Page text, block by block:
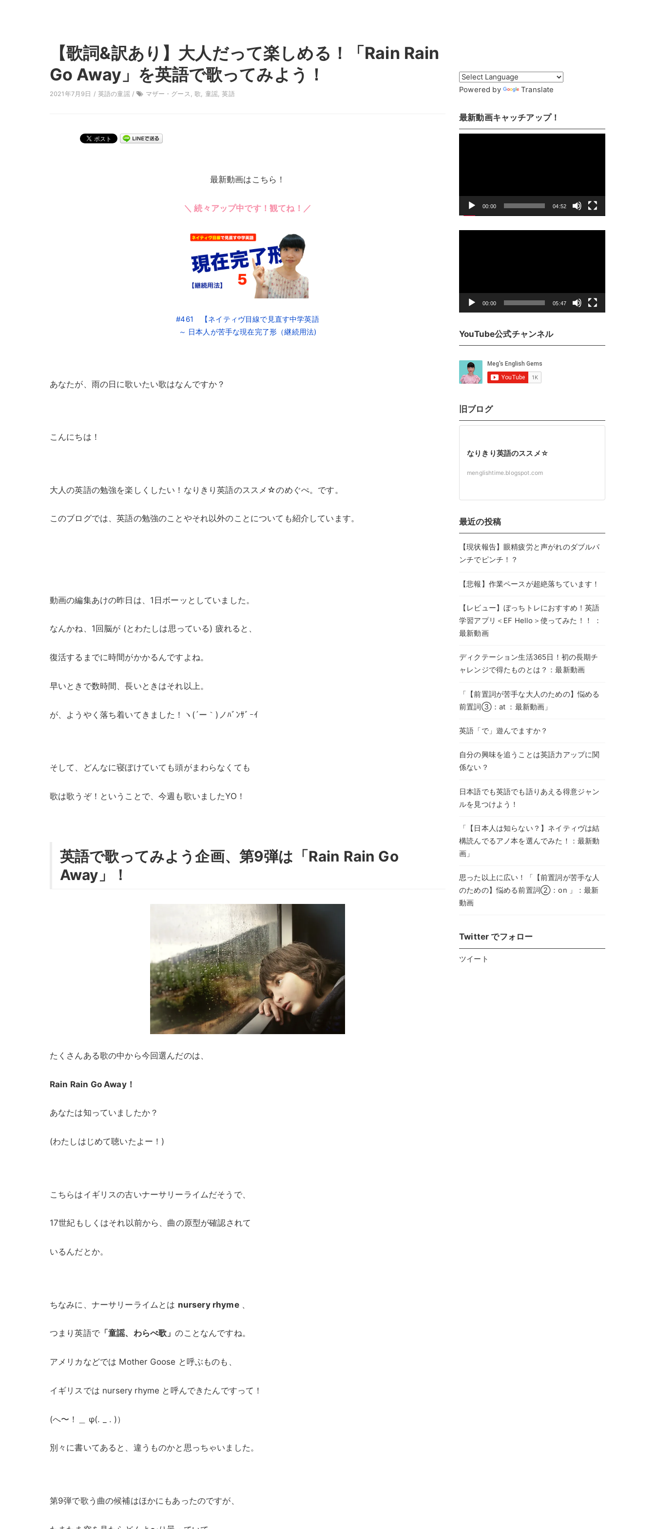
【歌詞&訳あり】大人だって楽しめる！「Rain Rain
Go Away」を英語で歌ってみよう！
2021年7月9日 / 英語の童謡/ マザー・グース ,歌 童謡 ,英語
最新動画はこちら！
＼ 続々アップ中です！観てね！／
#461 【ネイティヴ目線で見直す中学英語
～ 日本人が苦手な現在完了形（継続用法)
あなたが、雨の日に歌いたい歌はなんですか？
こんにちは！
大人の英語の勉強を楽しくしたい！なりきり英語のススメ☆のめぐぺ。です。
このブログでは、英語の勉強のことやそれ以外のことについても紹介しています。
動画の編集あけの昨日は、1日ボーッとしていました。
なんかね、1回脳が (とわたしは思っている) 疲れると、
復活するまでに時間がかかるんですよね。
早いときで数時間、長いときはそれ以上。
が、ようやく落ち着いてきました！ヽ(´ー｀)ノﾊﾞﾝｻﾞｰｲ
そして、どんなに寝ぼけていても頭がまわらなくても
歌は歌うぞ！ということで、今週も歌いましたYO！
英語で歌ってみよう企画、第9弾は「Rain Rain Go
Away」！
たくさんある歌の中から今回選んだのは、
Rain Rain Go Away！
あなたは知っていましたか？
(わたしはじめて聴いたよー！)
こちらはイギリスの古いナーサリーライムだそうで、
17世紀もしくはそれ以前から、曲の原型が確認されて
いるんだとか。
ちなみに、ナーサリーライムとは nursery rhyme、
つまり英語で「童謡、わらべ歌」のことなんですね。
アメリカなどでは Mother Goose と呼ぶものも、
イギリスでは nursery rhyme と呼んできたんですって！
(へ〜！＿ φ(. _ . )）
別々に書いてあると、違うものかと思っちゃいました。
第9弾で歌う曲の候補はほかにもあったのですが、
Powered by Translate
最新動画キャッチアップ！
ー
00:00 04:52
ー
00:00 05:47
YouTube公式チャンネル
旧ブログ
なりきり英語のススメ☆
menglishtime.blogspot.com
最近の投稿
【現状報告】眼精疲労と声がれのダブルパ
ンチでピンチ！？
【悲報】作業ペースが超絶落ちています！
【レビュー】ぼっちトレにおすすめ！英語
学習アプリ＜EF Hello＞使ってみた！！ ：
最新動画
ディクテーション生活365日！初の長期チ
ャレンジで得たものとは？：最新動画
「【前置詞が苦手な大人のための】悩める
前置詞③：at ：最新動画」
英語「で」遊んでますか？
自分の興味を追うことは英語力アップに関
係ない？
日本語でも英語でも語りあえる得意ジャン
ルを見つけよう！
「【日本人は知らない？】ネイティヴは結
構読んでるアノ本を選んでみた！：最新動
画」
思った以上に広い！「【前置詞が苦手な人
のための】悩める前置詞②：on 」：最新
動画
Twitter でフォロー
ツイート